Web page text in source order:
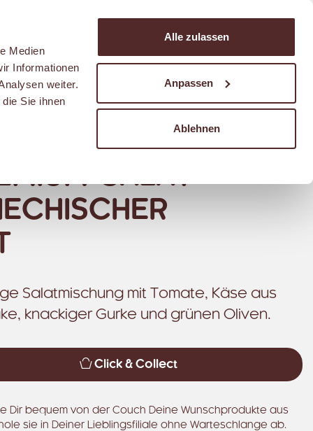
Medien
Informationen
weiter.
Sie ihnen
Alle zulassen
Anpassen
Ablehnen
SALAT
Salatmischung mit Tomate, Käse aus
knackiger Gurke und grünen Oliven.
Click & Collect
Dir bequem von der Couch Deine Wunschprodukte aus
sie in Deiner Lieblingsfiliale ohne Warteschlange ab.